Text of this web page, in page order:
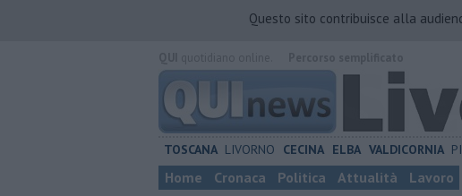
Questo sito contribuisce alla
TOSCANA LIVORNO CECINA ELBA VALDICORNIA
Home Cronaca Politica Attualità Lavoro